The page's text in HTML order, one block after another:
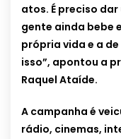
atos. É preciso
gente ainda bebe
própria vida e a
isso”, apontou a
Raquel Ataíde.
A campanha é
rádio, cinemas,